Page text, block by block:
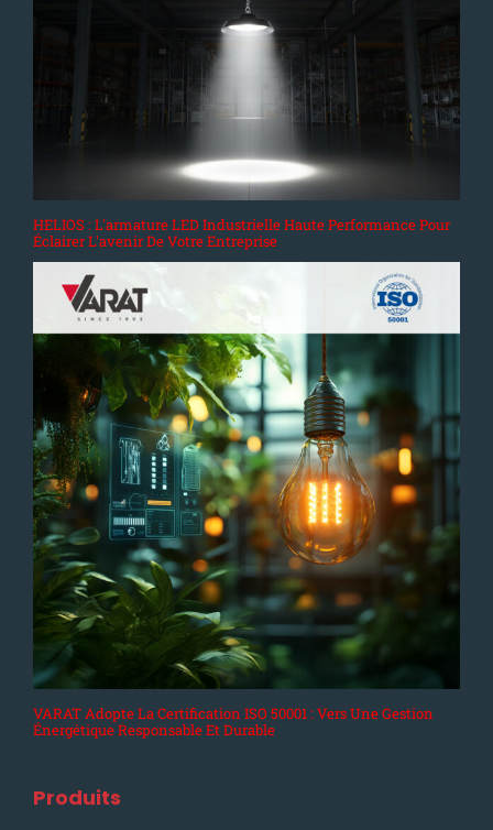
HELIOS : L'armature LED Industrielle Haute Performance Pour
Éclairer L'avenir De Votre Entreprise
VARAT Adopte La Certification ISO 50001 : Vers Une Gestion
Énergétique Responsable Et Durable
Produits